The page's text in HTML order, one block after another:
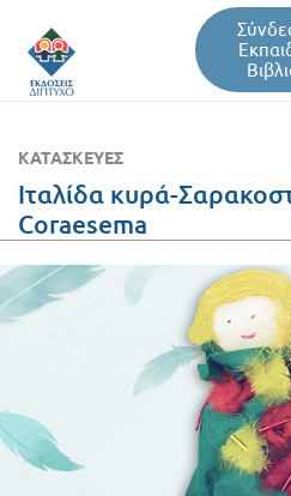
Φόρμα αναζήτησης
Εκπαιδευτική Βιβλιοθήκη
Σεμινάρια / Συνέδρια
ΚΑΤΑΣΚΕΥΈΣ
Ιταλίδα κυρά-
Coraesema